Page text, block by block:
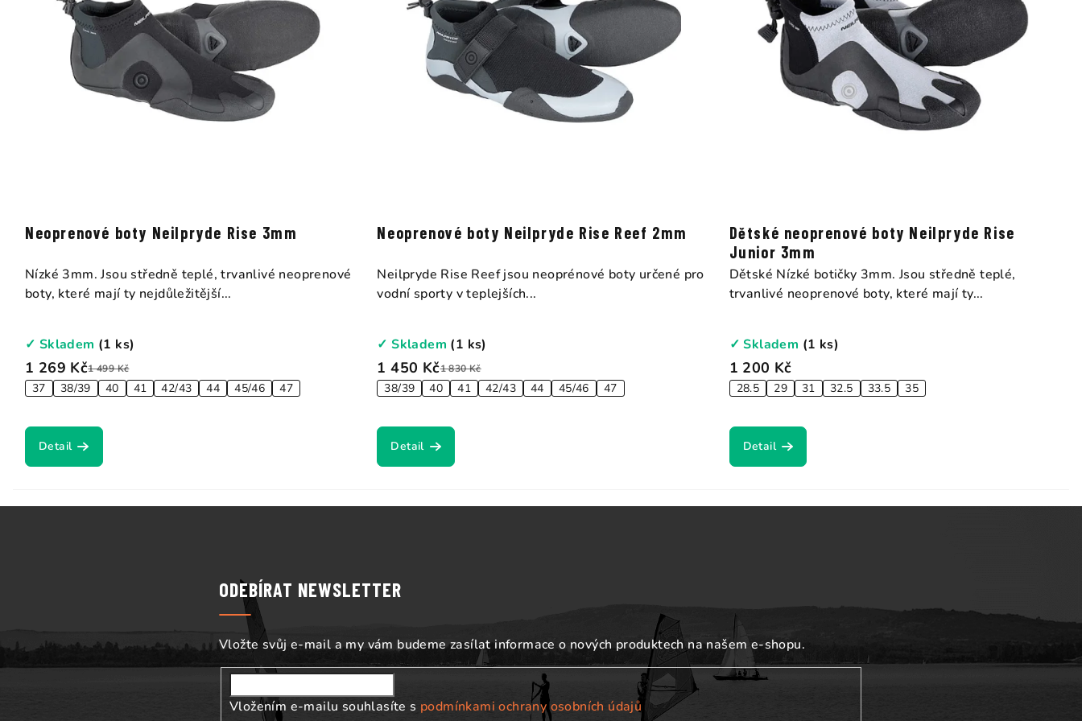
Neoprenové boty Neilpryde Rise 3mm
1 269 Kč1 499 Kč
37 38/39 40 41 42/43 44 45/46 47
✓ Skladem (1 ks)
Detail
Nízké 3mm. Jsou středně teplé, trvanlivé neoprenové
boty, které mají ty nejdůležitější...
Neoprenové boty Neilpryde Rise Reef 2mm
1 450 Kč1 830 Kč
38/39 40 41 42/43 44 45/46 47
✓ Skladem (1 ks)
Detail
Neilpryde Rise Reef jsou neoprénové boty určené pro
vodní sporty v teplejších...
Dětské neoprenové boty Neilpryde Rise
Junior 3mm
1 200 Kč
28.5 29 31 32.5 33.5 35
✓ Skladem (1 ks)
Detail
Dětské Nízké botičky 3mm. Jsou středně teplé,
trvanlivé neoprenové boty, které mají ty...
t
í
ODEBÍRAT NEWSLETTER
Vložte svůj e-mail a my vám budeme zasílat informace o nových produktech na našem e-shopu.
Vložením e-mailu souhlasíte s podmínkami ochrany osobních údajů